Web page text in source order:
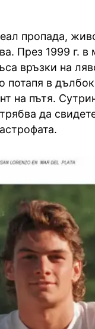
пропада,
През 1999 г.
връзки на
потапя в
на пътя.
да